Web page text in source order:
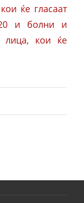
ќе гласаат
и болни и
лица, кои ќе